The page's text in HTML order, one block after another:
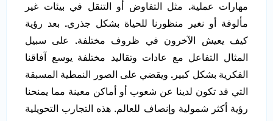
مهارات عملية. مثل التفاوض أو التنقل في بيئات غير
مألوفة أو نغير منظورنا للحياة بشكل جذري. بعد رؤية
كيف يعيش الآخرون في ظروف مختلفة. على سبيل
المثال التفاعل مع عادات وتقاليد مختلفة يوسع آفاقنا
الفكرية بشكل كبير . ويقضي على الصور النمطية المسبقة
التي قد تكون لدينا عن شعوب أو أماكن معينة مما يمنحنا
رؤية أكثر شمولية وإنصاف للعالم. هذه التجارب التحويلية